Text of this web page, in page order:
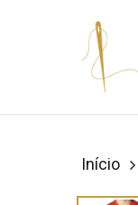
Hit
Início